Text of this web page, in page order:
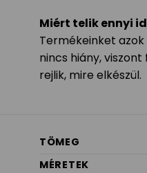
Miért telik ennyi
Termékeinket
nincs hiány,
rejlik, mire elkészül.
TÖMEG
MÉRETEK